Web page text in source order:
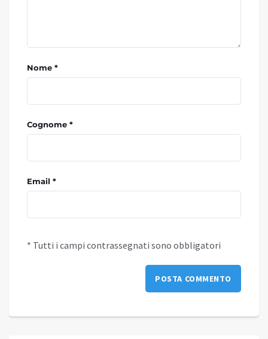
Nome *
Cognome *
Email *
* Tutti i campi contrassegnati sono obbligatori